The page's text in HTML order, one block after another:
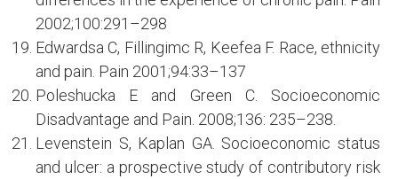
2002;100:291–298
Edwardsa C, Fillingimc R, Keefea F. Race, ethnicity
and pain. Pain 2001;94:33–137
Poleshucka E and Green C. Socioeconomic
Disadvantage and Pain. 2008;136: 235–238.
Levenstein S, Kaplan GA. Socioeconomic status
and ulcer: a prospective study of contributory risk